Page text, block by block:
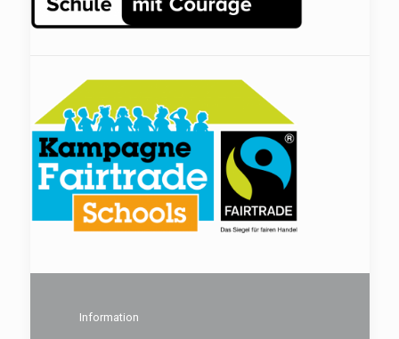
Information